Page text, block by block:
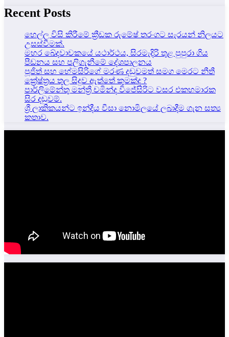
Recent Posts
හෙල්ල විසි කිරීමේ ක්‍රීඩක රුමේෂ් තරංගට සැරයන් නිලයට
උසස්වීමක්.
මහර ඛේදවාචකයේ යථාර්ථය, සිරමැදිරි තුළ පුපුරා ගිය
පීඩනය සහ පලිගැනීමේ දේශපාලනය
පූජිත් සහ හේමසිරිගේ මරණ දඩුවමත් සමග මෙරට නීතී
ක්‍රේෂ්ත්‍රය තුල සිදුව ඇත්තේ කුමක්ද ?
පාර්ලිමේන්තු මන්ත්‍රී චමින්ද විජේසිරිට වසර එකහමාරක
සිර දඬුවම්.
ශ්‍රී ලාකිකයන්ට ඉන්දීය වීසා නොමිලයේ ලබාදීම ගැන සත්‍ය
කතාව.